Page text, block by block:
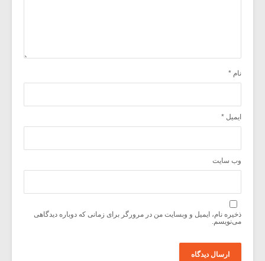
نام *
ایمیل *
وب‌ سایت
ذخیره نام، ایمیل و وبسایت من در مرورگر برای زمانی که دوباره دیدگاهی
می‌نویسم.